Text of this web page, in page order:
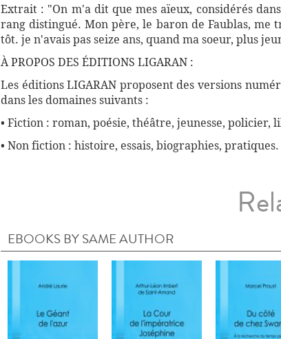
Extrait : "On m'a dit que mes aïeux, considérés
rang distingué. Mon père, le baron de Faublas,
tôt. je n'avais pas seize ans, quand ma soeur, plus
À PROPOS DES ÉDITIONS LIGARAN :
Les éditions LIGARAN proposent des versions
dans les domaines suivants :
• Fiction : roman, poésie, théâtre, jeunesse, policier,
• Non fiction : histoire, essais, biographies, pratiques.
EBOOKS BY SAME AUTHOR